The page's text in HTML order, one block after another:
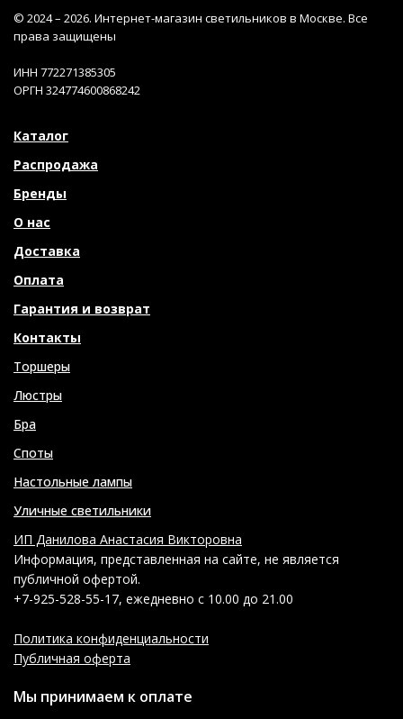
© 2024 – 2026. Интернет-магазин светильников в Москве. Все
права защищены
ИНН 772271385305
ОРГН 324774600868242
Каталог
Распродажа
Бренды
О нас
Доставка
Оплата
Гарантия и возврат
Контакты
Торшеры
Люстры
Бра
Споты
Настольные лампы
Уличные светильники
ИП Данилова Анастасия Викторовна
Информация, представленная на сайте, не является
публичной офертой.
+7-925-528-55-17, ежедневно с 10.00 до 21.00
Политика конфиденциальности
Публичная оферта
Мы принимаем к оплате